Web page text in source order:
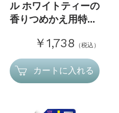
ル ホワイトティーの
香りつめかえ用特...
￥1,738 （税込）
カートに入れる